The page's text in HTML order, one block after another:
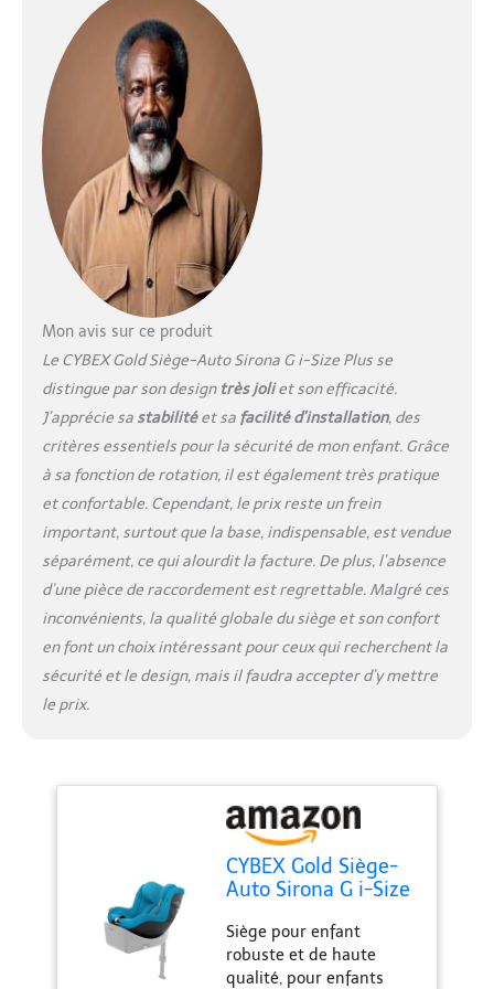
Sécurité maximale grâce
à la conduite orientée
vers l'arrière et à la
protection intégrée
contre les chocs latéraux
(l. Système S. P.), norme
de sécurité EN R129/03
Position d'entrée et de
sortie faciles et
respectueuses du dos
grâce au mécanisme
pivotant à 360° (lorsqu'il
en hauteur à 12
l'assise et de l'inclinaison
d'une seule main, aux
boucles pratiques pour
maintenir le système de
ceinture à l'écart
Circulation d'air
complète avec inserts en
maille et canaux de
ventilation pour une
respirabilité optimale,
installation facile en un
clic avec isofix,
accessoires disponibles :
auto Sirona G i-Size Plus,
sans base, dimensions (L
x l x h) : 71 x 44 x 75 cm,
poids : 13 kg, couleur :
bleu plage
Mon avis sur ce produit
Le CYBEX Gold Siège-Auto Sirona G i-Size Plus se
distingue par son design très joliet son efficacité.
J’apprécie sa stabilitéet sa facilité d’installation, des
critères essentiels pour la sécurité de mon enfant. Grâce
à sa fonction de rotation, il est également très pratique
et confortable. Cependant, le prix reste un frein
important, surtout que la base, indispensable, est vendue
séparément, ce qui alourdit la facture. De plus, l’absence
d’une pièce de raccordement est regrettable. Malgré ces
inconvénients, la qualité globale du siège et son confort
en font un choix intéressant pour ceux qui recherchent la
sécurité et le design, mais il faudra accepter d’y mettre
le prix.
CYBEX Gold Siège-
Auto Sirona G i-Size
mois à 4 ans environ
(dès la naissance
avec le Réducteur),
Siège pour enfant
robuste et de haute
qualité, pour enfants